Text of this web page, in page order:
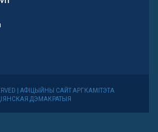
| АФІЦЫЙНЫ САЙТ АРГКАМІТЭТА
ДЭМАКРАТЫЯ